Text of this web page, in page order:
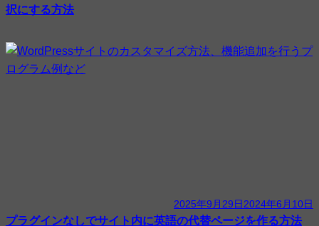
択にする方法
2025年9月29日2024年6月10日
プラグインなしでサイト内に英語の代替ページを作る方法